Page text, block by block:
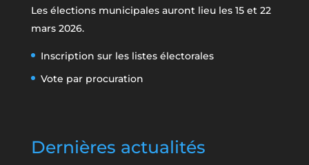
Les élections municipales auront lieu les 15 et 22
mars 2026.
Inscription sur les listes électorales
Vote par procuration
Dernières actualités